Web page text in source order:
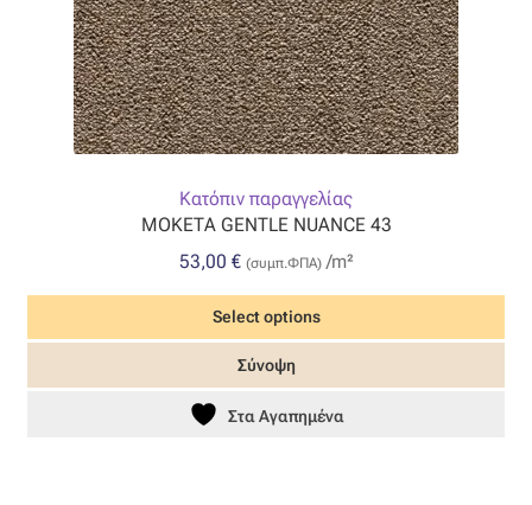
Όροι Χρήσης
ΠΙΣΤΟΠΟΙΗΣΕΙΣ ΧΑΛΙΩΝ COLORE COLORI
Ταμείο
Κατόπιν παραγγελίας
ΜΟΚΕΤΑ GENTLE NUANCE 43
53,00 € (συμπ.ΦΠΑ)/m²
Select options
Σύνοψη
Στα Αγαπημένα